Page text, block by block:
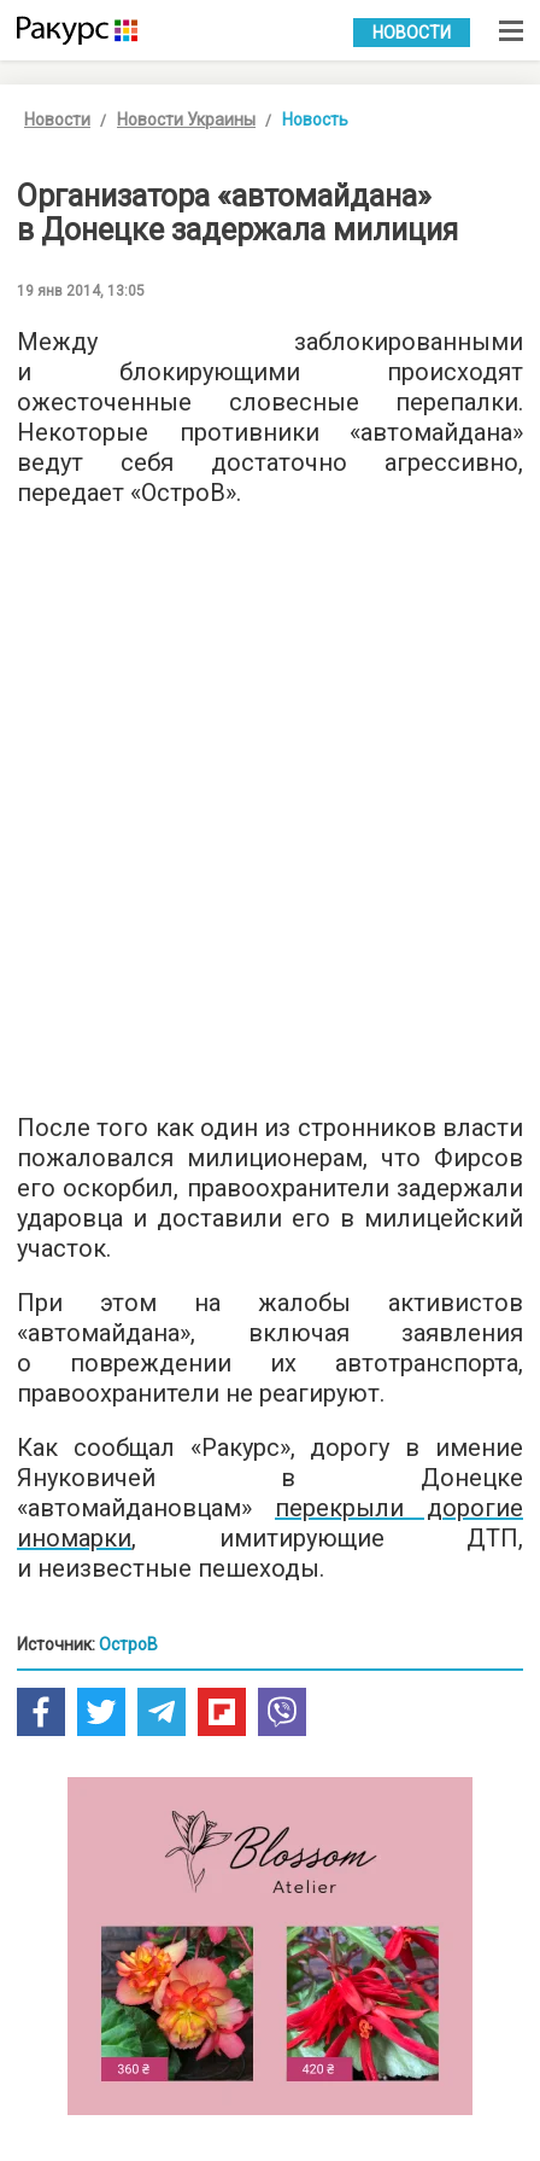
УКР РУС
НОВОСТИ
Новости Новости Украины Новость
Организатора «автомайдана»
в Донецке задержала милиция
19 янв 2014, 13:05
Между заблокированными
и блокирующими происходят
ожесточенные словесные перепалки.
Некоторые противники «автомайдана»
ведут себя достаточно агрессивно,
передает «ОстроВ».
После того как один из стронников власти
пожаловался милиционерам, что Фирсов
его оскорбил, правоохранители задержали
ударовца и доставили его в милицейский
участок.
При этом на жалобы активистов
«автомайдана», включая заявления
о повреждении их автотранспорта,
правоохранители не реагируют.
Как сообщал «Ракурс», дорогу в имение
Януковичей в Донецке
«автомайдановцам» перекрыли дорогие
иномарки, имитирующие ДТП,
и неизвестные пешеходы.
Источник:ОстроВ